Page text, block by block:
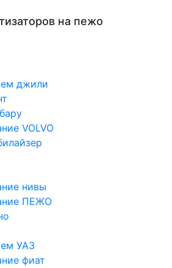
на пежо
джили
VOLVO
нивы
ПЕЖО
УАЗ
фиат